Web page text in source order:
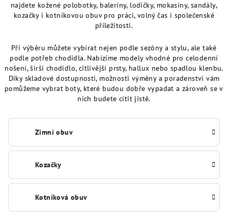
najdete kožené polobotky, baleríny, lodičky, mokasíny, sandály,
kozačky i kotníkovou obuv pro práci, volný čas i společenské
příležitosti.
Při výběru můžete vybírat nejen podle sezóny a stylu, ale také
podle potřeb chodidla. Nabízíme modely vhodné pro celodenní
nošení, širší chodidlo, citlivější prsty, hallux nebo spadlou klenbu.
Díky skladové dostupnosti, možnosti výměny a poradenství vám
pomůžeme vybrat boty, které budou dobře vypadat a zároveň se v
nich budete cítit jistě.
Zimní obuv
Kozačky
Kotníková obuv